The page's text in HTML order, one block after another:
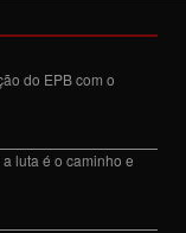
do EPB com o
luta é o caminho e